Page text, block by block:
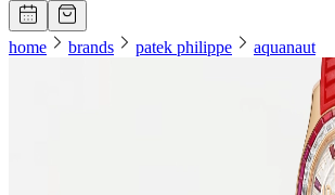
home brands patek philippe aquanaut